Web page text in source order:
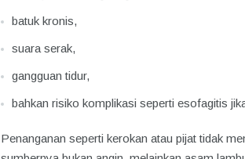
batuk kronis,
suara serak,
gangguan tidur,
bahkan risiko komplikasi seperti esofagitis
Penanganan seperti kerokan atau pijat tidak